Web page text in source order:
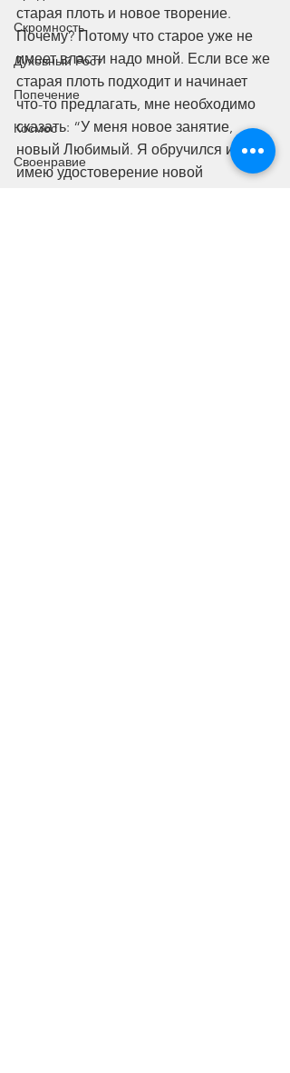
Скромность
Духовный Рост
Попечение
Космос
Своенравие
старая плоть и новое творение.
Почему? Потому что старое уже не
имеет власти надо мной. Если все же
старая плоть подходит и начинает
что-то предлагать, мне необходимо
сказать: “У меня новое занятие,
новый Любимый. Я обручился и
имею удостоверение новой